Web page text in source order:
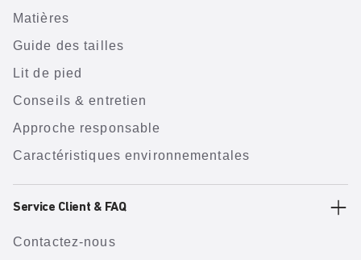
Matières
Guide des tailles
Lit de pied
Conseils & entretien
Approche responsable
Caractéristiques environnementales
Service Client & FAQ
Contactez-nous